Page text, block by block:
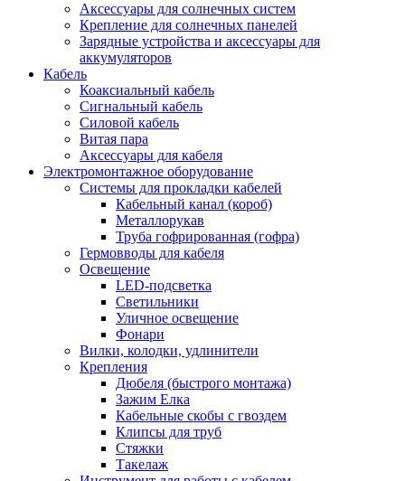
Аксессуары для солнечных систем
Крепление для солнечных панелей
Зарядные устройства и аксессуары для
аккумуляторов
Кабель
Коаксиальный кабель
Сигнальный кабель
Силовой кабель
Витая пара
Аксессуары для кабеля
Электромонтажное оборудование
Системы для прокладки кабелей
Кабельный канал (короб)
Металлорукав
Труба гофрированная (гофра)
Гермовводы для кабеля
Освещение
LED-подсветка
Светильники
Уличное освещение
Фонари
Вилки, колодки, удлинители
Крепления
Дюбеля (быстрого монтажа)
Зажим Елка
Кабельные скобы с гвоздем
Клипсы для труб
Стяжки
Такелаж